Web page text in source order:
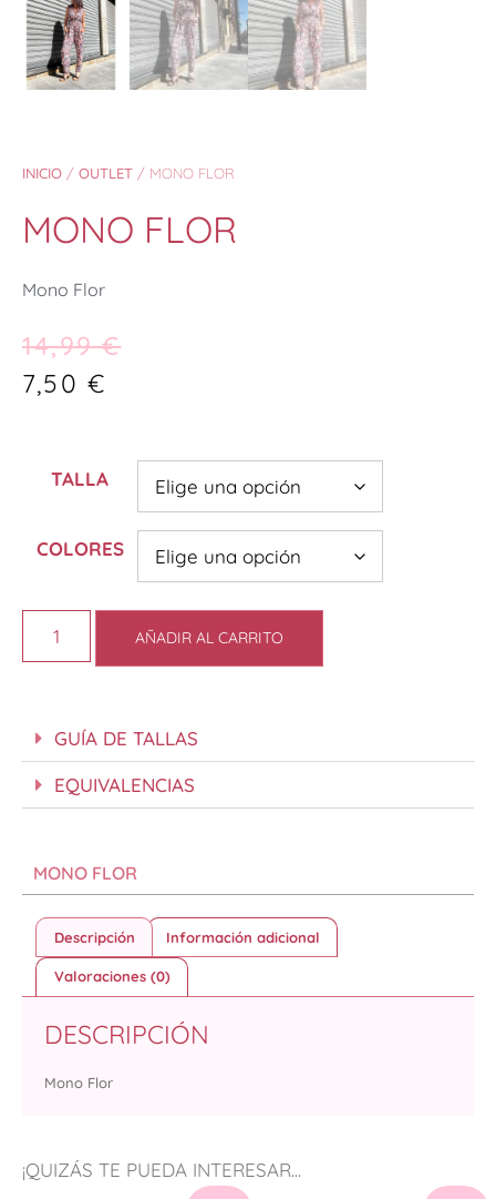
INICIO / OUTLET / MONO FLOR
MONO FLOR
Mono Flor
14,99€
7,50 €
TALLA
COLORES
AÑADIR AL CARRITO
GUÍA DE TALLAS
EQUIVALENCIAS
¡QUIZÁS TE PUEDA INTERESAR...
MONO FLOR
Descripción Información adicional
Valoraciones (0)
DESCRIPCIÓN
Mono Flor